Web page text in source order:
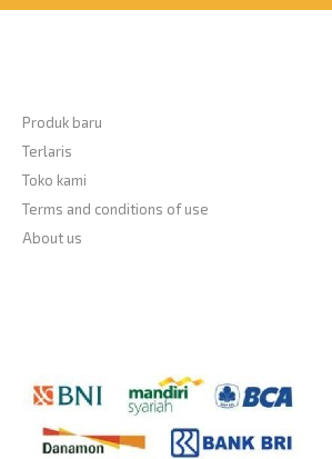
Produk baru
Terlaris
Toko kami
Terms and conditions of use
About us